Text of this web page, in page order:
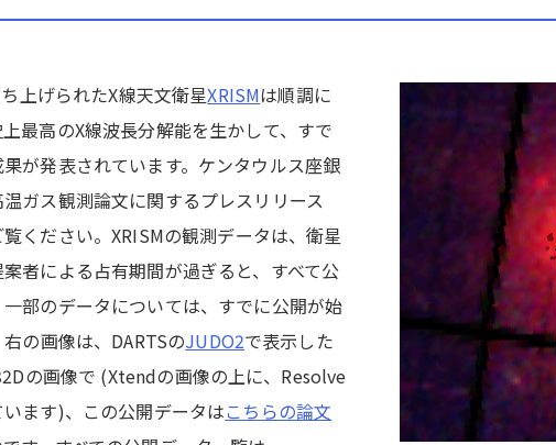
上げられたX線天文衛星XRISMは順調に
最高のX線波長分解能を生かして、すで
が発表されています。ケンタウルス座銀
ガス観測論文に関するプレスリリース
覧ください。XRISMの観測データは、衛星
者による占有期間が過ぎると、すべて公
部のデータについては、すでに公開が始
の画像は、DARTSのJUDO2で表示した
の画像で (Xtendの画像の上に、Resolve
ます)、この公開データはこちらの論文